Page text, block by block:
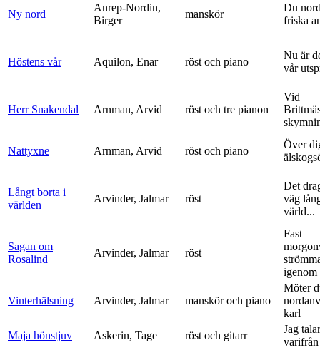
Ny nord
Anrep-Nordin,
Birger
manskör
Du
friska
Höstens vår Aquilon, Enar röst och piano
Nu är
vår
Herr Snakendal Arnman, Arvid röst och tre pianon
Vid
Nattyxne Arnman, Arvid röst och piano
Över
Långt borta i
världen
Arvinder, Jalmar röst
Det
väg
värld...
Sagan om
Rosalind
Arvinder, Jalmar röst
Fast
igenom
Vinterhälsning Arvinder, Jalmar manskör och piano
Möter
karl
Maja hönstjuv
Askerin, Tage röst och gitarr
Jag